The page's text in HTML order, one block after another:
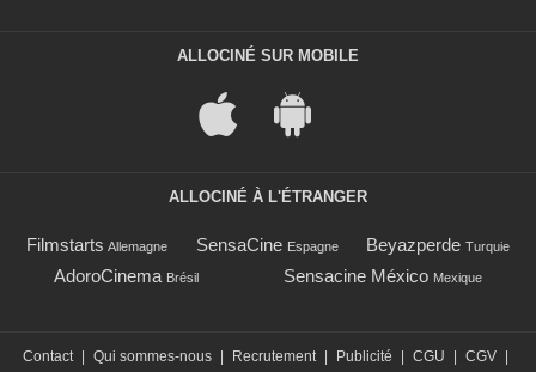
ALLOCINÉ SUR MOBILE
ALLOCINÉ À L'ÉTRANGER
Filmstarts Allemagne SensaCine Espagne Beyazperde Turquie
AdoroCinema Brésil Sensacine México Mexique
Contact | Qui sommes-nous | Recrutement | Publicité | CGU | CGV |